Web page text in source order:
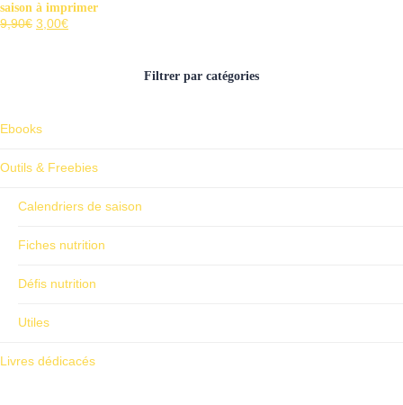
saison à imprimer
9,90€ Le
3,00€Le
Filtrer par catégories
Ebooks
Outils & Freebies
Calendriers de saison
Fiches nutrition
Défis nutrition
Utiles
Livres dédicacés